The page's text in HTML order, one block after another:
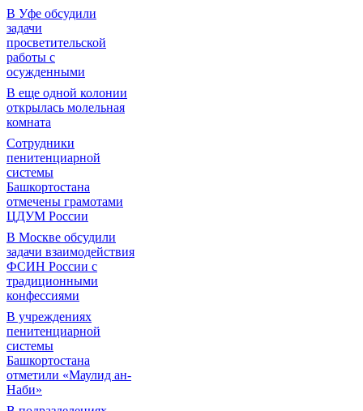
В Уфе обсудили
задачи
просветительской
работы с
осужденными
В еще одной колонии
открылась молельная
комната
Сотрудники
пенитенциарной
системы
Башкортостана
отмечены грамотами
ЦДУМ России
В Москве обсудили
задачи взаимодействия
ФСИН России с
традиционными
конфессиями
В учреждениях
пенитенциарной
системы
Башкортостана
отметили «Маулид ан-
Наби»